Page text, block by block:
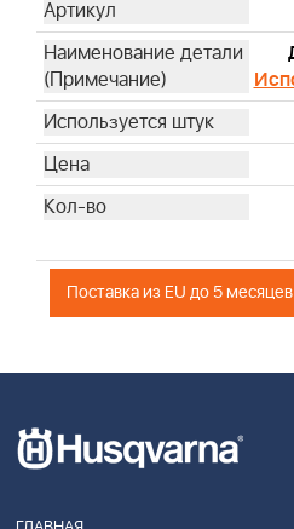
Поставка из EU до 5